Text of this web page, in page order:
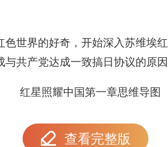
世界的好奇，开始深入苏维埃
共产党达成一致搞日协议的原因
查看完整版